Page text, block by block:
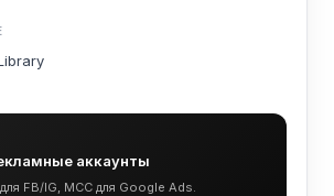
аккаунты
FB/IG, MCC для Google Ads.